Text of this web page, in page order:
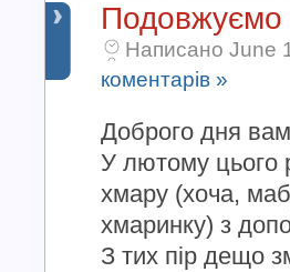
Подовжуємо
Написано June
коментарів »
Доброго дня
У лютому цього
хмару (хоча,
хмаринку) з
З тих пір дещо